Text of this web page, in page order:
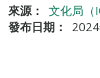
來源：
文化局（
發布日期：